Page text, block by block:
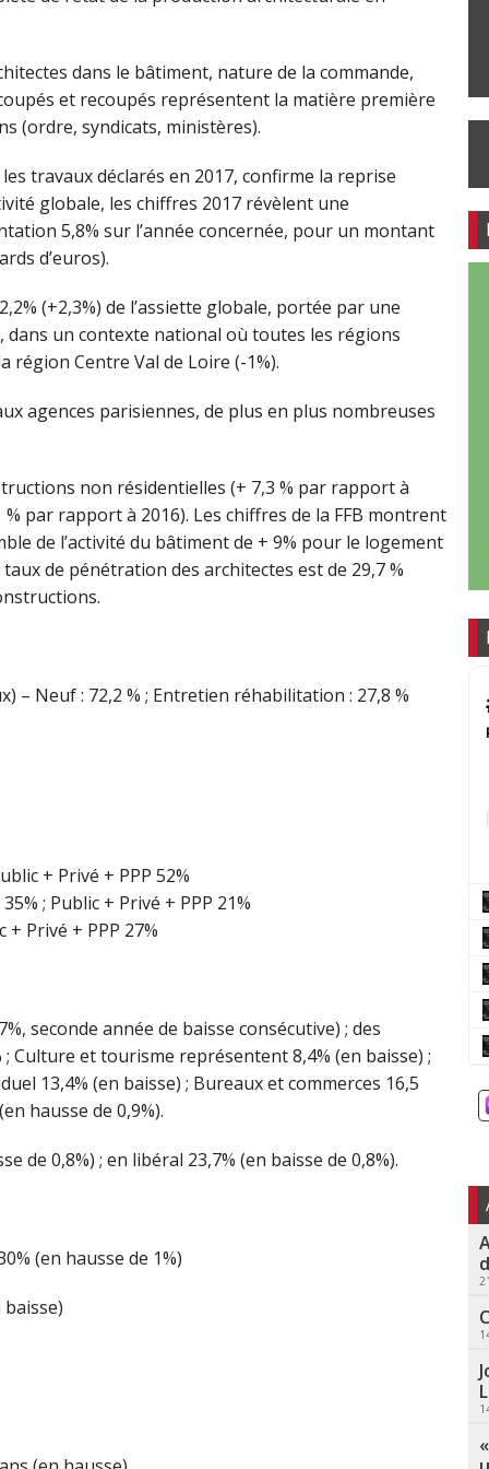
dans le bâtiment, nature de la commande,
et recoupés représentent la matière première
(ordre, syndicats, ministères).
travaux déclarés en 2017, confirme la reprise
globale, les chiffres 2017 révèlent une
5,8% sur l’année concernée, pour un montant
d’euros).
(+2,3%) de l’assiette globale, portée par une
un contexte national où toutes les régions
Centre Val de Loire (-1%).
agences parisiennes, de plus en plus nombreuses
non résidentielles (+ 7,3 % par rapport à
par rapport à 2016). Les chiffres de la FFB montrent
de l’activité du bâtiment de + 9% pour le logement
de pénétration des architectes est de 29,7 %
– Neuf : 72,2 % ; Entretien réhabilitation : 27,8 %
+ Privé + PPP 52%
; Public + Privé + PPP 21%
Privé + PPP 27%
seconde année de baisse consécutive) ; des
Culture et tourisme représentent 8,4% (en baisse) ;
13,4% (en baisse) ; Bureaux et commerces 16,5
hausse de 0,9%).
de 0,8%) ; en libéral 23,7% (en baisse de 0,8%).
(en hausse de 1%)